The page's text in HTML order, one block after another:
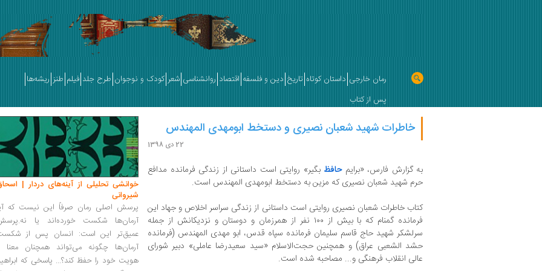
رمان خارجی داستان کوتاه تاریخ دین و فلسفه اقتصاد روانشناسی شعر کودک و نوجوان طرح جلد فیلم طنز ریشه‌ها
پس از کتاب
خاطرات شهید شعبان نصیری و دستخط ابومهدی المهندس
22 دی 1398
به گزارش فارس،‌ «برایمحافظ بگیر» روایتی است داستانی از زندگی فرمانده مدافع
حرم شهید شعبان نصیری که مزین به دستخط ابومهدی المهندس است.
کتاب خاطرات شعبان نصیری روایتی است داستانی از زندگی سراسر اخلاص و جهاد این
فرمانده گمنام که با بیش از ۱۰۰ نفر از همرزمان و دوستان و نزدیکانش از جمله
سرلشکر شهید حاج قاسم سلیمان فرمانده سپاه قدس، ابو مهدی المهندس (فرمانده
حشد الشعبی عراق) و همچنین حجت‌الاسلام «سید سعیدرضا عاملی» دبیر شورای
عالی انقلاب فرهنگی و... مصاحبه شده است.
خوانشی تحلیلی از آینه‌های دردار |
شیروانی
پرسش اصلی رمان صرفاً این نیست که
آرمان‌ها شکست خورده‌اند یا
عمیق‌تر این است: انسان پس از
آرمان‌ها چگونه می‌تواند همچنان معنا
هویت خود را حفظ کند؟... پاسخی که